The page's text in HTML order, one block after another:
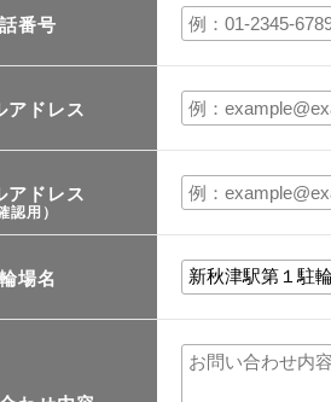
番号
アドレス
アドレス
認用）
場名